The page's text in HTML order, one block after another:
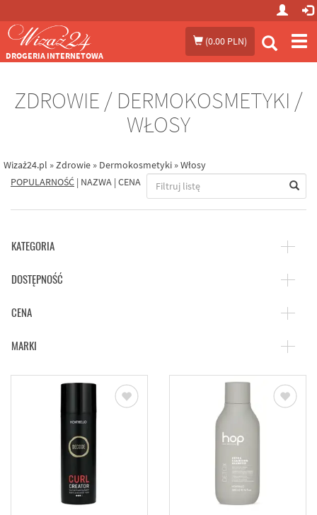
(0.00 PLN)
DROGERIA INTERNETOWA
ZDROWIE / DERMOKOSMETYKI /
WŁOSY
Wizaż24.pl »Zdrowie » Dermokosmetyki »Włosy
POPULARNOŚĆ | NAZWA | CENA
KATEGORIA
DOSTĘPNOŚĆ
CENA
MARKI